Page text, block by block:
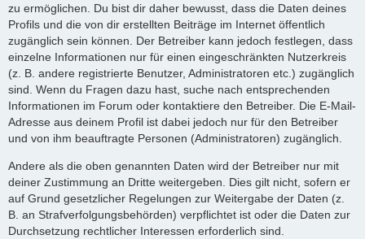
zu ermöglichen. Du bist dir daher bewusst, dass die Daten deines
Profils und die von dir erstellten Beiträge im Internet öffentlich
zugänglich sein können. Der Betreiber kann jedoch festlegen, dass
einzelne Informationen nur für einen eingeschränkten Nutzerkreis
(z. B. andere registrierte Benutzer, Administratoren etc.) zugänglich
sind. Wenn du Fragen dazu hast, suche nach entsprechenden
Informationen im Forum oder kontaktiere den Betreiber. Die E-Mail-
Adresse aus deinem Profil ist dabei jedoch nur für den Betreiber
und von ihm beauftragte Personen (Administratoren) zugänglich.
Andere als die oben genannten Daten wird der Betreiber nur mit
deiner Zustimmung an Dritte weitergeben. Dies gilt nicht, sofern er
auf Grund gesetzlicher Regelungen zur Weitergabe der Daten (z.
B. an Strafverfolgungsbehörden) verpflichtet ist oder die Daten zur
Durchsetzung rechtlicher Interessen erforderlich sind.